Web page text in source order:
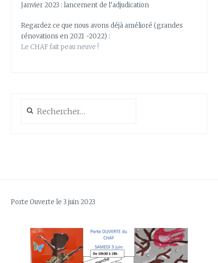
Janvier 2023 : lancement de l’adjudication
Regardez ce que nous avons déjà amélioré (grandes
rénovations en 2021 -2022) :
Le CHAF fait peau neuve !
Porte Ouverte le 3 juin 2023